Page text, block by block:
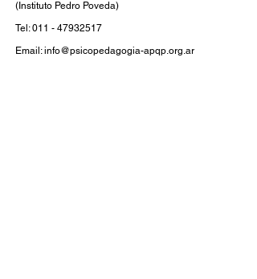
(Instituto Pedro Poveda)
Tel:011 - 47932517
Email:info@psicopedagogia-apqp.org.ar